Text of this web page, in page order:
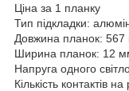
Ціна за 1 планку
Тип підкладки:
Довжина планок:
Ширина планок: 12
Напруга одного
Кількість контактів